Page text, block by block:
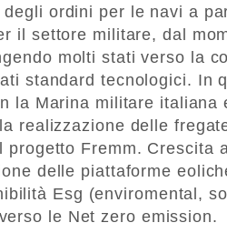
ordini per le navi a
il settore militare, dal
molti stati verso la
standard tecnologici. In
la Marina militare italiana
realizzazione delle
Fremm. Crescita
delle piattaforme
Esg (enviromental,
le Net zero emission.